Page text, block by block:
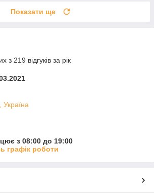
Показати ще
з 219 відгуків за рік
з 08:00 до 19:00
графік роботи